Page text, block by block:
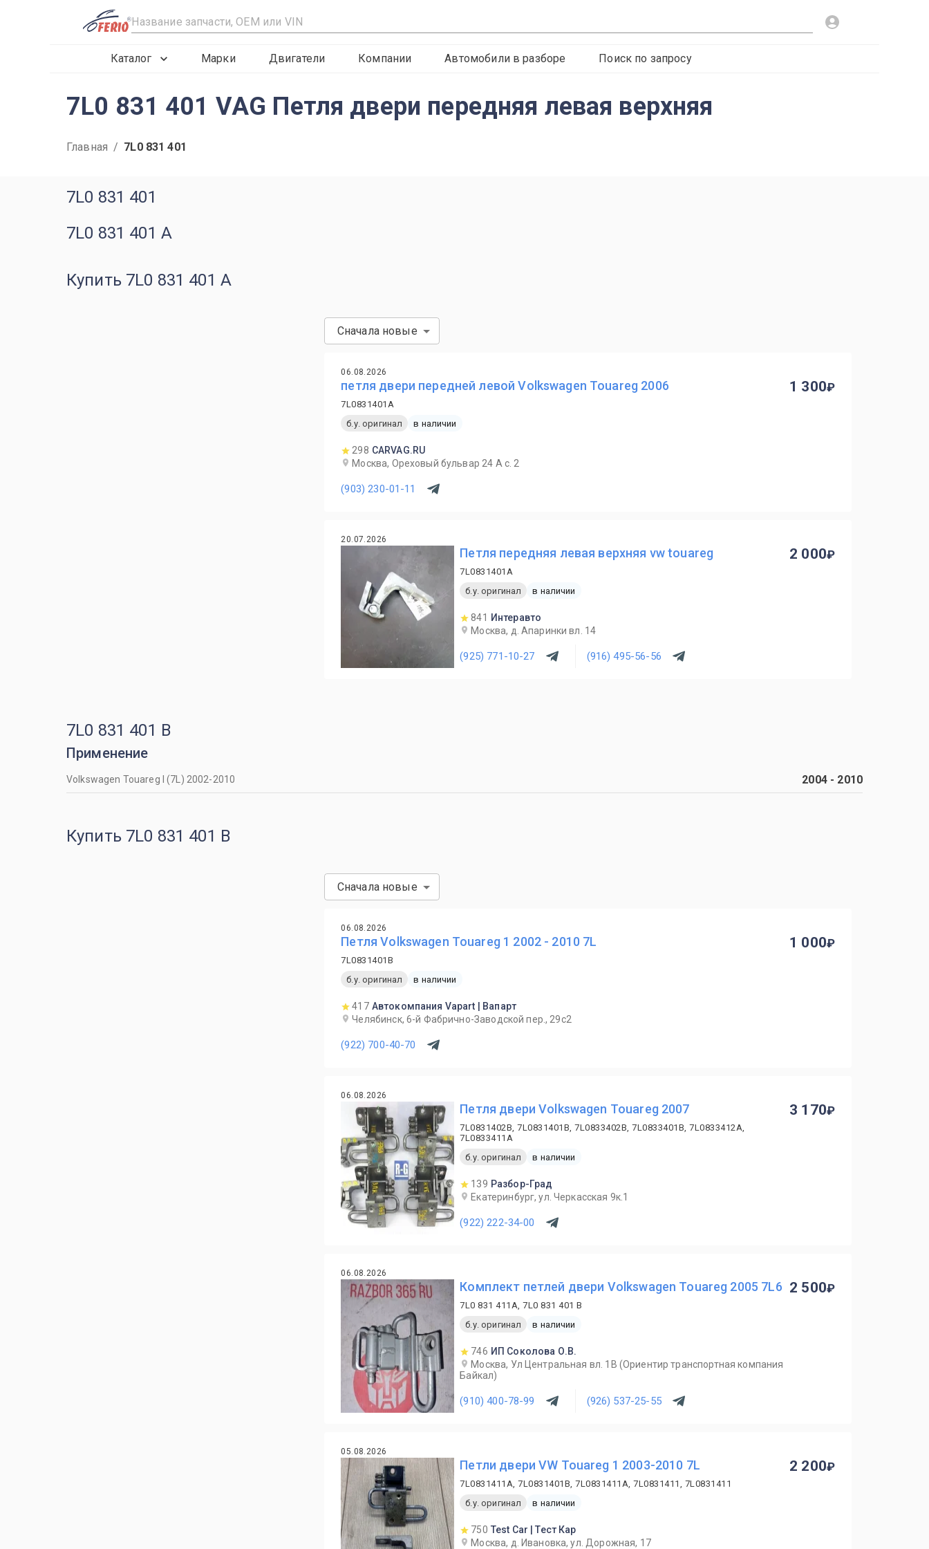
R
Каталог Марки Двигатели Компании Автомобили в разборе Поиск по запросу
7L0 831 401 VAG Петля двери передняя левая верхняя
Главная / 7L0 831 401
7L0 831 401
7L0 831 401 A
Купить 7L0 831 401 A
Сначала новые
06.08.2026
петля двери передней левой Volkswagen Touareg 2006
7L0831401A
б.у. оригинал
в наличии
298 CARVAG.RU
Москва, Ореховый бульвар 24 А с. 2
(903) 230-01-11
1 300
20.07.2026
Петля передняя левая верхняя vw touareg
7L0831401A
б.у. оригинал
в наличии
841
Интеравто
Москва, д. Апаринки вл. 14
(925) 771-10-27 (916) 495-56-56
2 000
7L0 831 401 B
Применение
Volkswagen Touareg I (7L) 2002-2010 2004- 2010
Купить 7L0 831 401 B
Сначала новые
06.08.2026
Петля Volkswagen Touareg 1 2002 - 2010 7L
7L0831401B
б.у. оригинал
в наличии
417 Автокомпания Vapart | Вапарт
Челябинск, 6-й Фабрично-Заводской пер., 29с2
(922) 700-40-70
1 000
06.08.2026
Петля двери Volkswagen Touareg 2007
7L0831402B, 7L0831401B, 7L0833402B, 7L0833401B, 7L0833412A,
7L0833411A
б.у. оригинал
в наличии
139 Разбор-Град
Екатеринбург, ул. Черкасская 9к.1
(922) 222-34-00
3 170
06.08.2026
Комплект петлей двери Volkswagen Touareg 2005 7L6
7L0 831 411A, 7L0 831 401 B
б.у. оригинал
в наличии
746 ИП Соколова О.В.
Москва, Ул Центральная вл. 1В (Ориентир транспортная компания
Байкал)
(910) 400-78-99 (926) 537-25-55
2 500
05.08.2026
Петли двери VW Touareg 1 2003-2010 7L
7L0831411A, 7L0831401B, 7L0831411A, 7L0831411, 7L0831411
б.у. оригинал
в наличии
750 Test Car | Тест Кар
Москва, д. Ивановка, ул. Дорожная, 17
2 200